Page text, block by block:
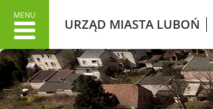
MENU
URZĄD MIASTA
Dane adresowe
URZĄD MIASTA LUBOŃ